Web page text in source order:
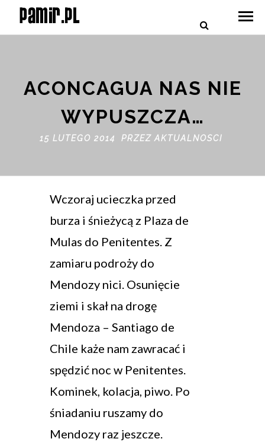
ACONCAGUA NAS NIE
WYPUSZCZA…
15 LUTEGO 2014 PRZEZAKTUALNOSCI
Wczoraj ucieczka przed
burza i śnieżycą z Plaza de
Mulas do Penitentes. Z
zamiaru podroży do
Mendozy nici. Osunięcie
ziemi i skał na drogę
Mendoza – Santiago de
Chile każe nam zawracać i
spędzić noc w Penitentes.
Kominek, kolacja, piwo. Po
śniadaniu ruszamy do
Mendozy raz jeszcze.